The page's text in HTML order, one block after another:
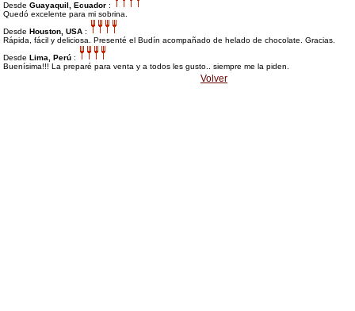
Desde Guayaquil, Ecuador :
Quedó excelente para mi sobrina.
Desde Houston, USA :
Rápida, fácil y deliciosa. Presenté el Budín acompañado de helado de chocolate. Gracias.
Desde Lima, Perú :
Buenísima!!! La preparé para venta y a todos les gusto.. siempre me la piden.
Volver